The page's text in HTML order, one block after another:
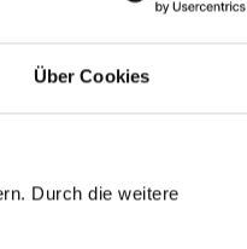
Über Cookies
Durch die weitere